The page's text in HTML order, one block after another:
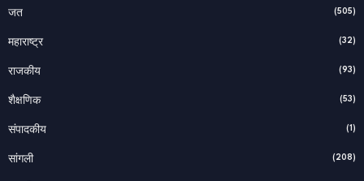
जत (505)
महाराष्ट्र (32)
राजकीय (93)
शैक्षणिक (53)
संपादकीय (1)
सांगली (208)